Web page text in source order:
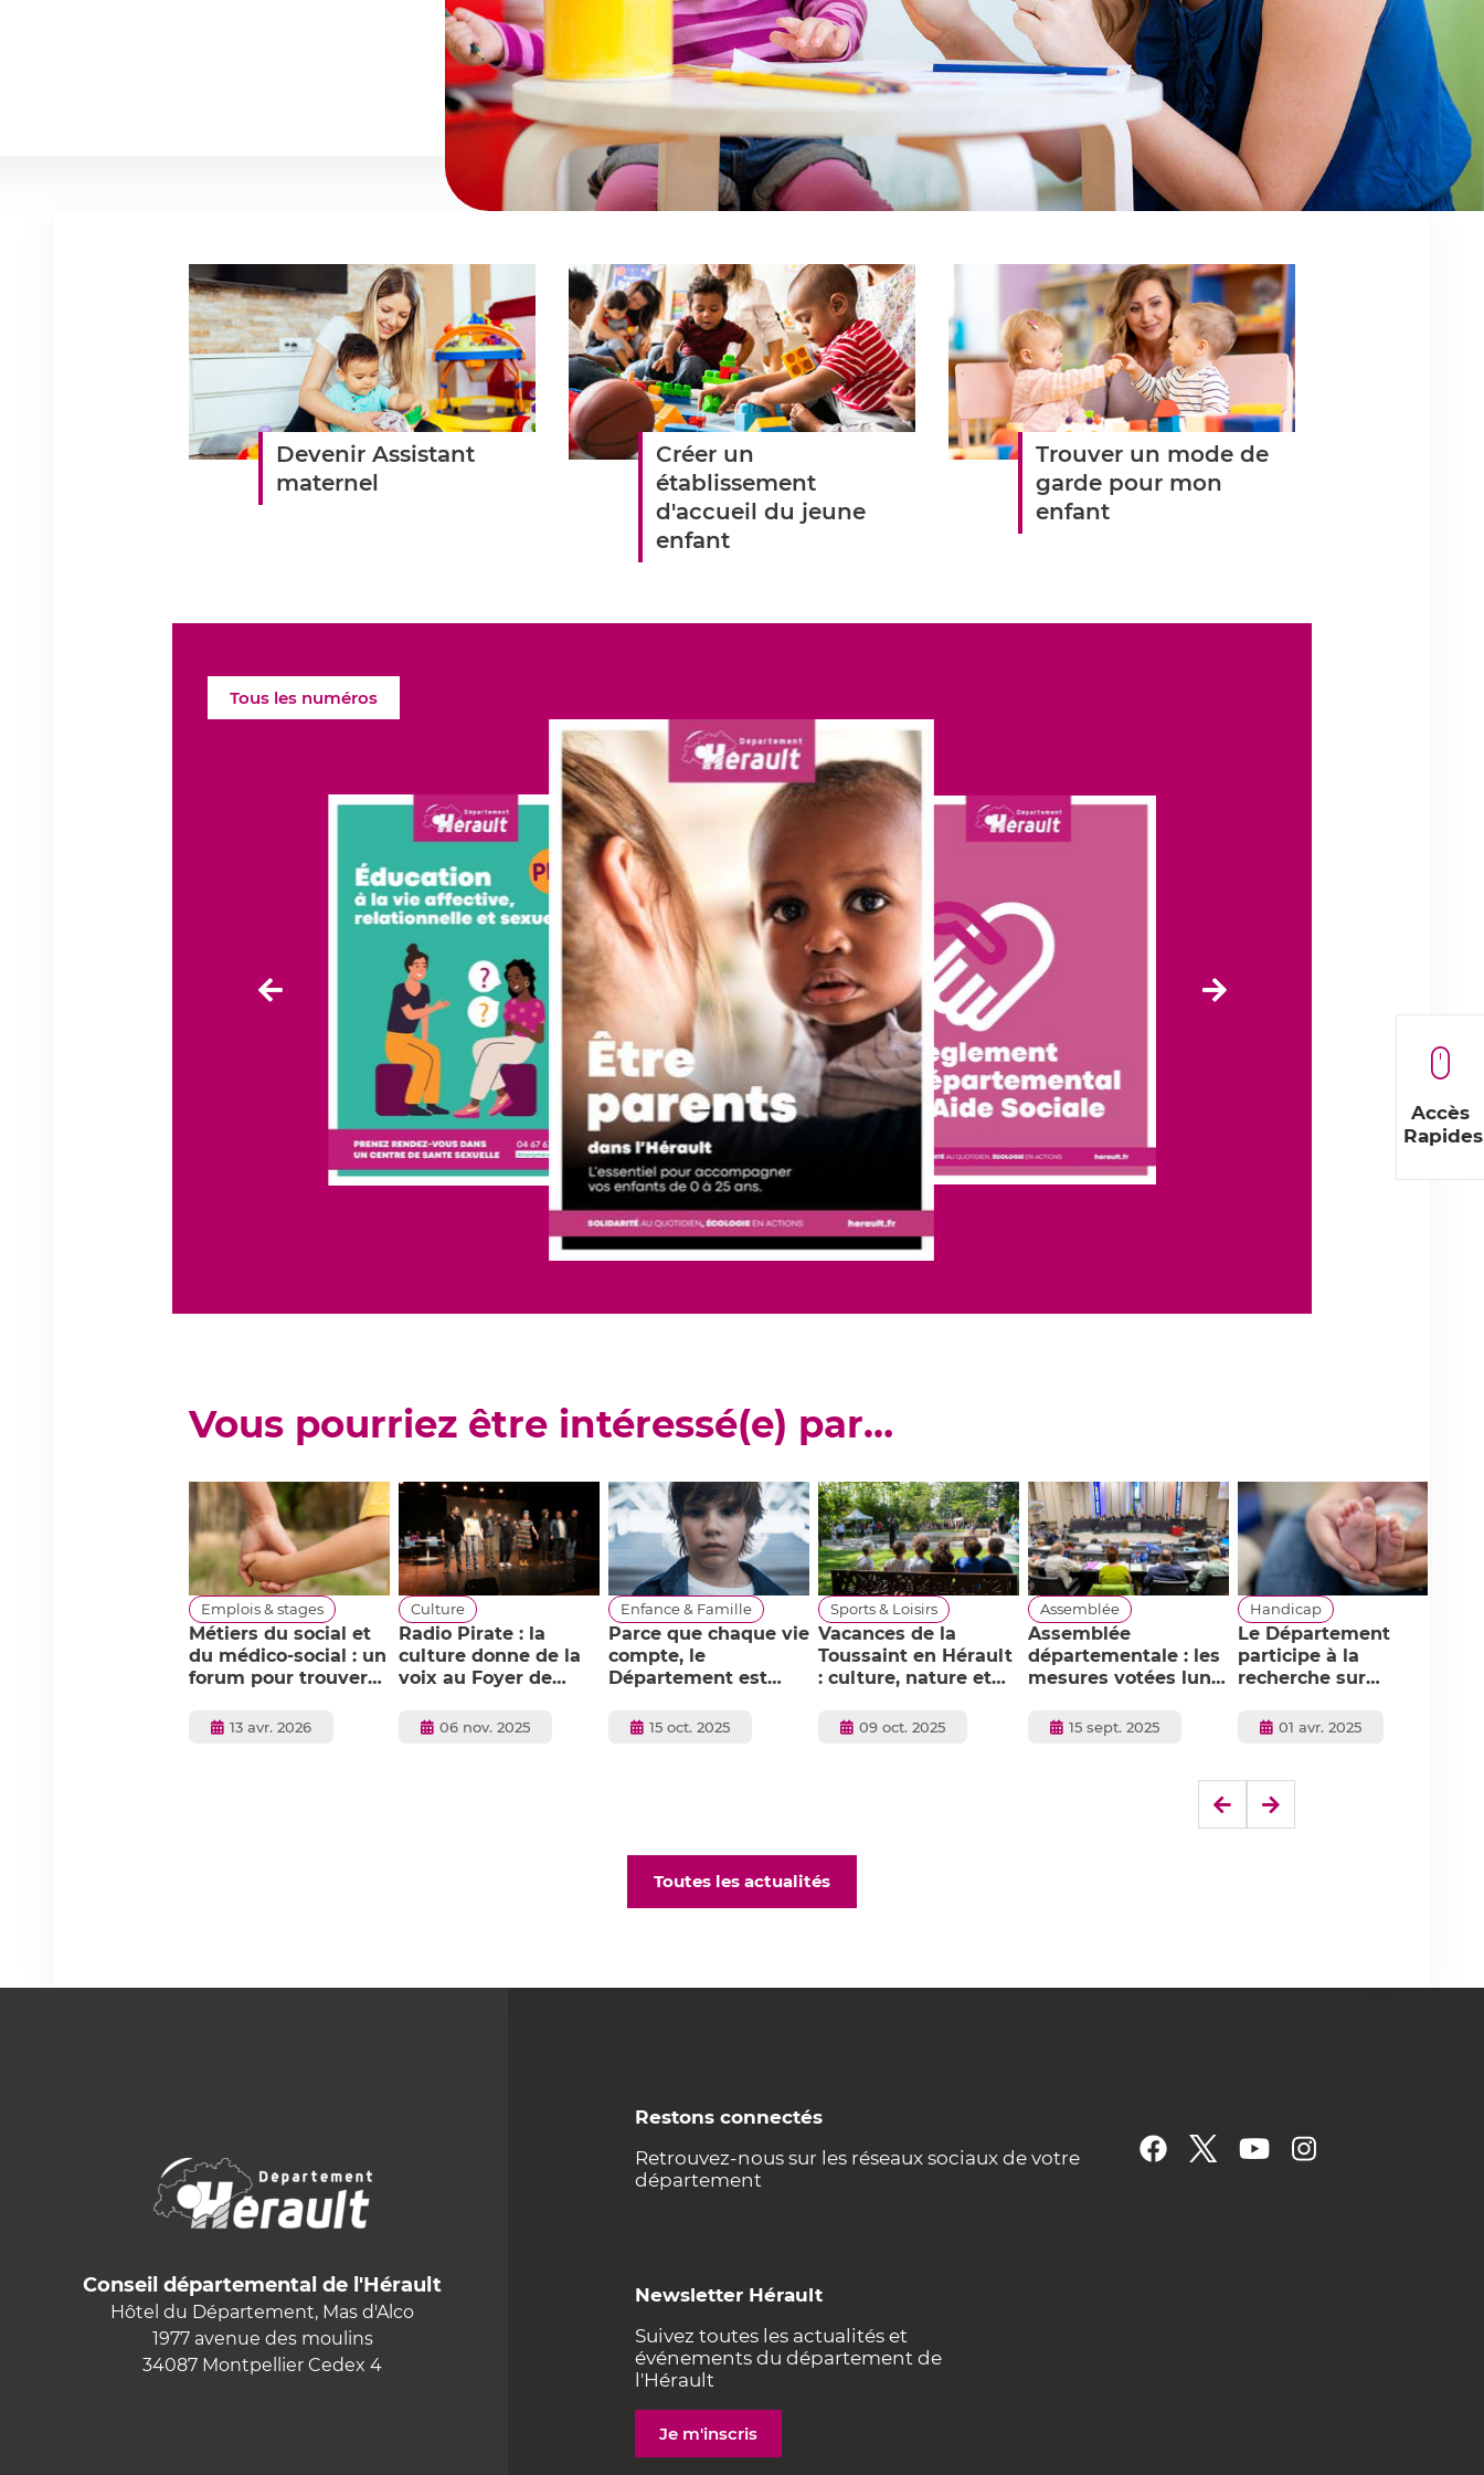
Accès
Rapides
Dans
cette
rubrique
Devenir Assistant
maternel
Créer un
établissement
d'accueil du jeune
enfant
Trouver un mode de
garde pour mon
enfant
Tous les numéros
Elément
précédent
Elément
Vous pourriez être intéressé(e) par…
Emplois & stages
Métiers du social et
du médico-social : un
forum pour trouver
Publié
13 avr. 2026
Culture
Radio Pirate : la
culture donne de la
voix au Foyer de
Publié
06 nov. 2025
Enfance & Famille
Parce que chaque vie
compte, le
Département est
Publié
15 oct. 2025
Sports & Loisirs
Vacances de la
Toussaint en Hérault
: culture, nature et
la famille
Publié
09 oct. 2025
Assemblée
Assemblée
départementale : les
mesures votées lundi
Publié
15 sept. 2025
Handicap
Le Département
participe à la
recherche sur
Publié
01 avr. 2025
ElémentElément
Toutes les actualités
Conseil départemental de l'Hérault
Hôtel du Département, Mas d'Alco
1977 avenue des moulins
34087 Montpellier Cedex 4
Restons connectés
Retrouvez-nous sur les réseaux sociaux de votre
département
Newsletter Hérault
Suivez toutes les actualités et
événements du département de
l'Hérault
Je m'inscris